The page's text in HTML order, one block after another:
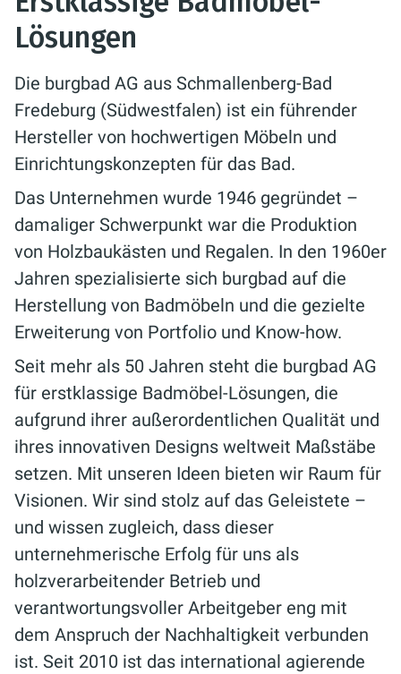
Lösungen
Die burgbad AG aus Schmallenberg-Bad
Fredeburg (Südwestfalen) ist ein führender
Hersteller von hochwertigen Möbeln und
Einrichtungskonzepten für das Bad.
Das Unternehmen wurde 1946 gegründet –
damaliger Schwerpunkt war die Produktion
von Holzbaukästen und Regalen. In den 1960er
Jahren spezialisierte sich burgbad auf die
Herstellung von Badmöbeln und die gezielte
Erweiterung von Portfolio und Know-how.
Seit mehr als 50 Jahren steht die burgbad AG
für erstklassige Badmöbel-Lösungen, die
aufgrund ihrer außerordentlichen Qualität und
ihres innovativen Designs weltweit Maßstäbe
setzen. Mit unseren Ideen bieten wir Raum für
Visionen. Wir sind stolz auf das Geleistete –
und wissen zugleich, dass dieser
unternehmerische Erfolg für uns als
holzverarbeitender Betrieb und
verantwortungsvoller Arbeitgeber eng mit
dem Anspruch der Nachhaltigkeit verbunden
ist. Seit 2010 ist das international agierende